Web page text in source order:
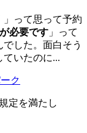
」って思って予約
必要です 」って
した。面白そう
いたのに...
ク
定を満たし